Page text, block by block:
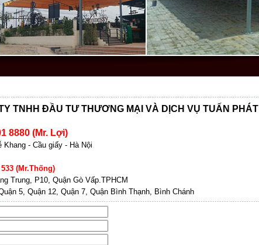
TNHH ĐẦU TƯ THƯƠNG MẠI VÀ DỊCH VỤ TUẤN PHÁT
8880 (Mr. Lợi)
Khang - Cầu giấy - Hà Nội
(Mr.Thống)
Trung, P10, Quận Gò Vấp.TPHCM
5, Quận 12, Quận 7, Quận Bình Thạnh, Bình Chánh